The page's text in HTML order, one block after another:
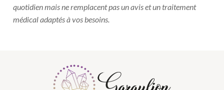
quotidien mais ne remplacent pas un avis et un traitement
médical adaptés à vos besoins.